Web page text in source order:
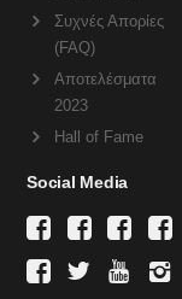
Συχνές Απορίες
(FAQ)
Αποτελέσματα
2023
Hall of Fame
Social Media